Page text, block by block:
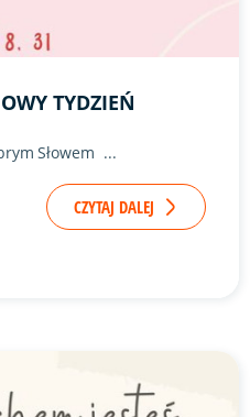
TYDZIEŃ
Słowem ...
CZYTAJ DALEJ
ze zdjęciem w tle